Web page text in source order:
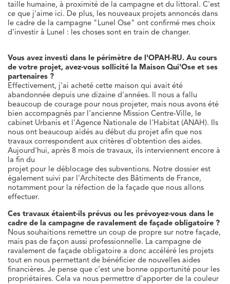
taille humaine, à proximité de la campagne et du littoral. C'est
ce que j'aime ici. De plus, les nouveaux projets annoncés dans
le cadre de la campagne "Lunel Ose" ont confirmé mes choix
d'investir à Lunel : les choses sont en train de changer.
Vous avez investi dans le périmètre de l'OPAH-RU. Au cours
de votre projet, avez-vous sollicité la Maison Qui'Ose et ses
partenaires ?
Effectivement, j'ai acheté cette maison qui avait été
abandonnée depuis une dizaine d'années. Il nous a fallu
beaucoup de courage pour nous projeter, mais nous avons été
bien accompagnés par l'ancienne Mission Centre-Ville, le
cabinet Urbanis et l'Agence Nationale de l'Habitat (ANAH). Ils
nous ont beaucoup aidés au début du projet afin que nos
travaux correspondent aux critères d'obtention des aides.
Aujourd'hui, après 8 mois de travaux, ils interviennent encore à
la fin du
projet pour le déblocage des subventions. Notre dossier est
également suivi par l'Architecte des Bâtiments de France,
notamment pour la réfection de la façade que nous allons
effectuer.
Ces travaux étaient-ils prévus ou les prévoyez-vous dans le
cadre de la campagne de ravalement de façade obligatoire ?
Nous souhaitions remettre un coup de propre sur notre façade,
mais pas de façon aussi professionnelle. La campagne de
ravalement de façade obligatoire a donc accéléré les projets
tout en nous permettant de bénéficier de nouvelles aides
financières. Je pense que c'est une bonne opportunité pour les
propriétaires. Cela va nous permettre d'apporter de la couleur